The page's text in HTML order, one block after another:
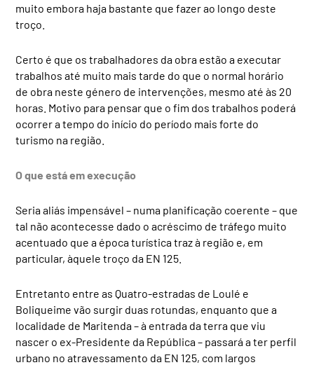
muito embora haja bastante que fazer ao longo deste
troço.
Certo é que os trabalhadores da obra estão a executar
trabalhos até muito mais tarde do que o normal horário
de obra neste género de intervenções, mesmo até às 20
horas. Motivo para pensar que o fim dos trabalhos poderá
ocorrer a tempo do início do período mais forte do
turismo na região.
O que está em execução
Seria aliás impensável – numa planificação coerente – que
tal não acontecesse dado o acréscimo de tráfego muito
acentuado que a época turística traz à região e, em
particular, àquele troço da EN 125.
Entretanto entre as Quatro-estradas de Loulé e
Boliqueime vão surgir duas rotundas, enquanto que a
localidade de Maritenda – à entrada da terra que viu
nascer o ex-Presidente da República – passará a ter perfil
urbano no atravessamento da EN 125, com largos